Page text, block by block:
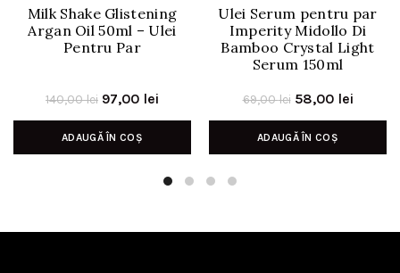
Milk Shake Glistening
Argan Oil 50ml – Ulei
Pentru Par
140,00lei Prețul
inițial
a
140,00 lei.
97,00 lei
curent
ADAUGĂ ÎN COȘ
Ulei Serum pentru par
Imperity Midollo Di
Bamboo Crystal Light
Serum 150ml
69,00lei Prețul
inițial
a
58,00 leiPrețul
curent
ADAUGĂ ÎN COȘ